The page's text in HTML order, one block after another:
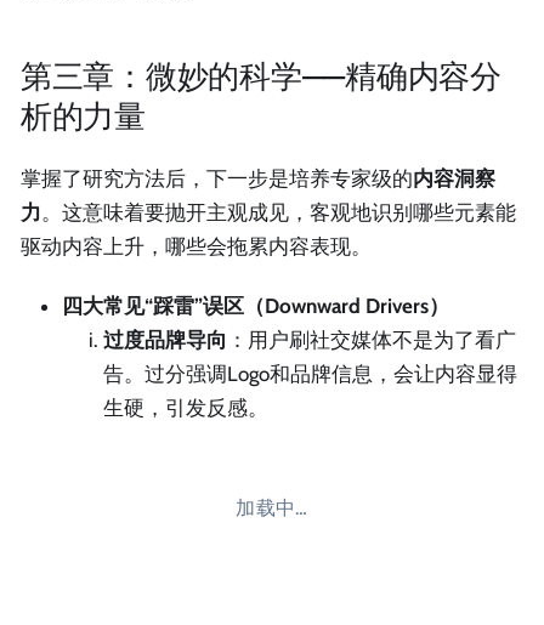
第三章：微妙的科学——精确内容分
析的力量
掌握了研究方法后，下一步是培养专家级的内容洞察
力 。这意味着要抛开主观成见，客观地识别哪些元素能
驱动内容上升，哪些会拖累内容表现。
四大常见“踩雷”误区（Downward Drivers）
过度品牌导向 ：用户刷社交媒体不是为了看广
告。过分强调Logo和品牌信息，会让内容显得
生硬，引发反感。
加载中…